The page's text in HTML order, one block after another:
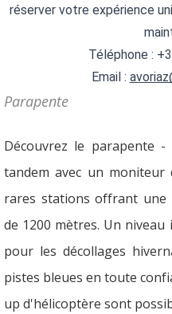
réserver votre expérience
Téléphone :
Email :
Parapente
Découvrez le parapente
tandem avec un moniteur
rares stations offrant une
de 1200 mètres. Un
pour les décollages
pistes bleues en toute
up d'hélicoptère sont